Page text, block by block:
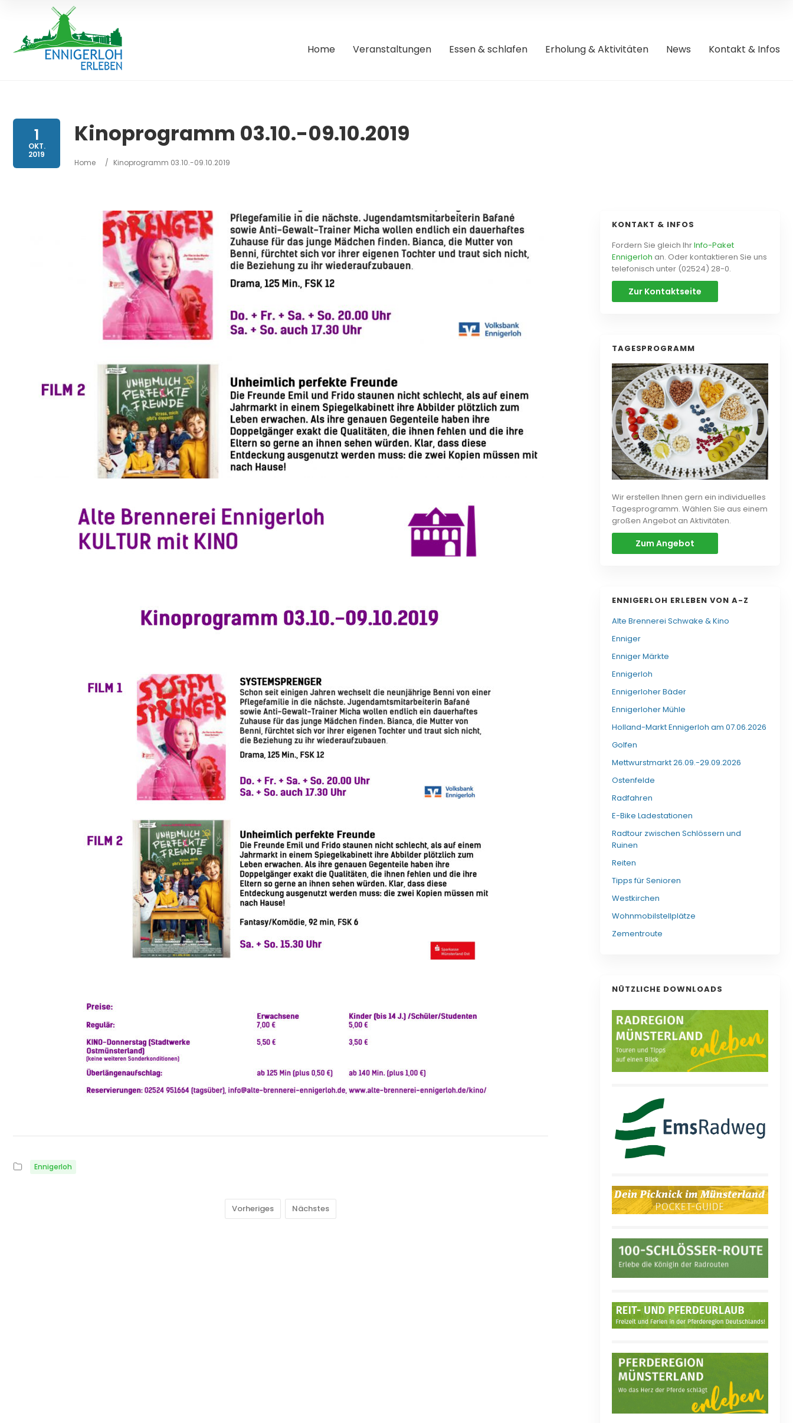
Home Veranstaltungen Essen & schlafen Erholung & Aktivitäten News Kontakt & Infos
1
OKT.
2019
Kinoprogramm 03.10.-09.10.2019
Home / Kinoprogramm 03.10.-09.10.2019
Ennigerloh
Vorheriges Nächstes
KONTAKT & INFOS
Fordern Sie gleich IhrInfo-Paket
Ennigerloh an. Oder kontaktieren Sie uns
telefonisch unter (02524) 28-0.
Zur Kontaktseite
TAGESPROGRAMM
Wir erstellen Ihnen gern ein individuelles
Tagesprogramm. Wählen Sie aus einem
großen Angebot an Aktivitäten.
Zum Angebot
ENNIGERLOH ERLEBEN VON A-Z
Alte Brennerei Schwake & Kino
Enniger
Enniger Märkte
Ennigerloh
Ennigerloher Bäder
Ennigerloher Mühle
Holland-Markt Ennigerloh am 07.06.2026
Golfen
Mettwurstmarkt 26.09.-29.09.2026
Ostenfelde
Radfahren
E-Bike Ladestationen
Radtour zwischen Schlössern und
Ruinen
Reiten
Tipps für Senioren
Westkirchen
Wohnmobilstellplätze
Zementroute
NÜTZLICHE DOWNLOADS